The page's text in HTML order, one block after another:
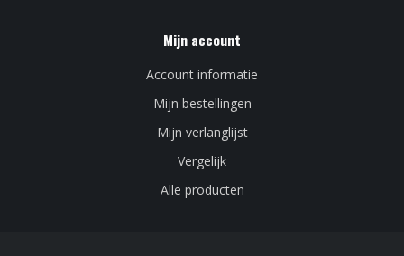
Mijn account
Account informatie
Mijn bestellingen
Mijn verlanglijst
Vergelijk
Alle producten